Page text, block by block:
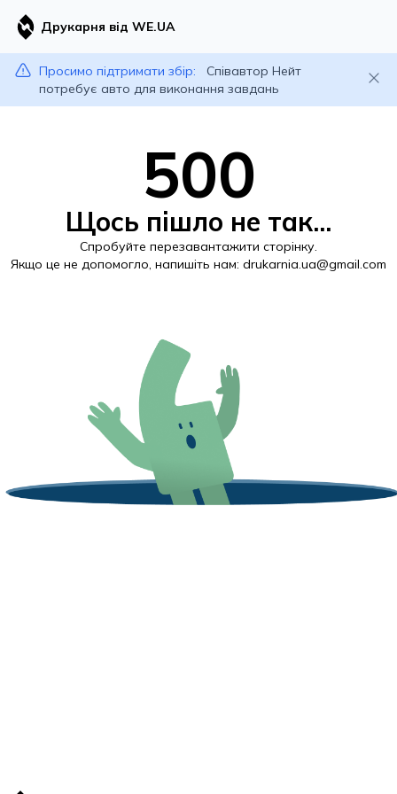
Друкарня від WE.UA
Просимо підтримати збір:
Співавтор Нейт
потребує авто для виконання завдань
500
Щось пішло не так...
Спробуйте перезавантажити сторінку.
Якщо це не допомогло, напишіть нам: drukarnia.ua@gmail.com